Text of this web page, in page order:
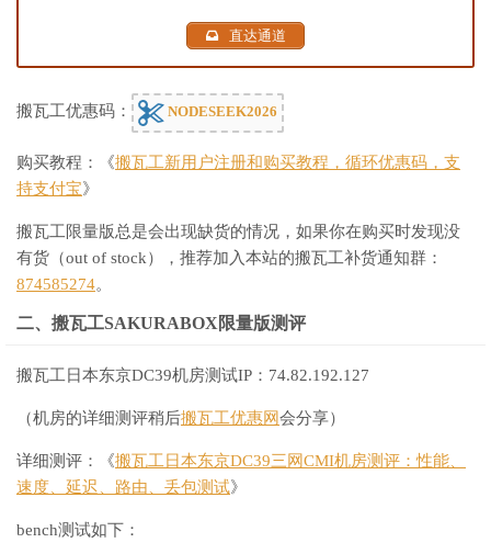
直达通道
搬瓦工优惠码： NODESEEK2026
购买教程：《搬瓦工新用户注册和购买教程，循环优惠码，支
持支付宝》
搬瓦工限量版总是会出现缺货的情况，如果你在购买时发现没
有货（out of stock），推荐加入本站的搬瓦工补货通知群：
874585274。
二、搬瓦工SAKURABOX限量版测评
搬瓦工日本东京DC39机房测试IP：74.82.192.127
（机房的详细测评稍后搬瓦工优惠网会分享）
详细测评：《搬瓦工日本东京DC39三网CMI机房测评：性能、
速度、延迟、路由、丢包测试》
bench测试如下：